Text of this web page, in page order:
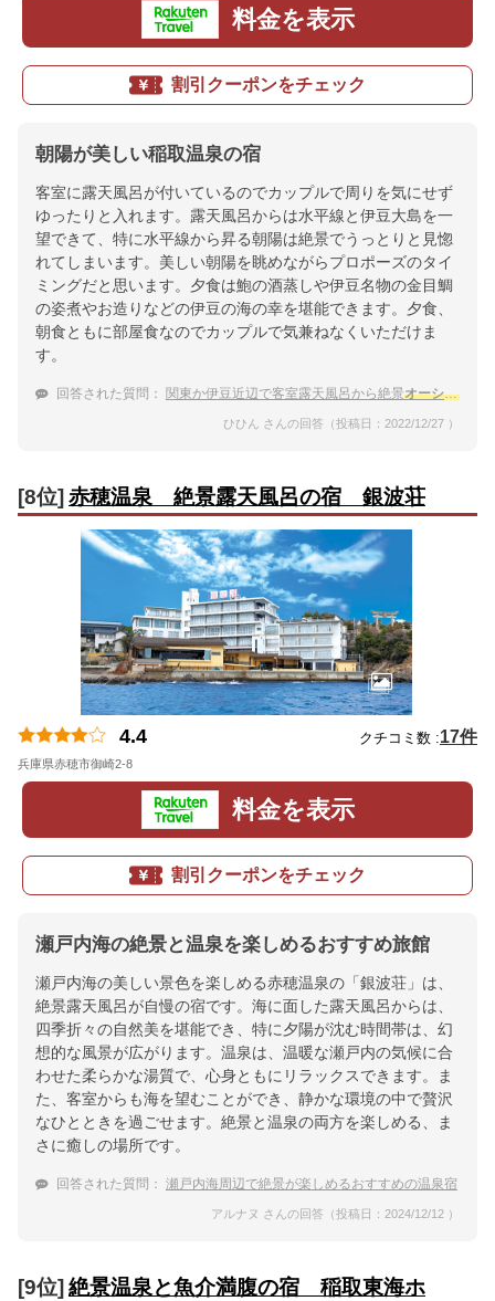
料金を表示
割引クーポンをチェック
朝陽が美しい稲取温泉の宿
客室に露天風呂が付いているのでカップルで周りを気にせず
ゆったりと入れます。露天風呂からは水平線と伊豆大島を一
望できて、特に水平線から昇る朝陽は絶景でうっとりと見惚
れてしまいます。美しい朝陽を眺めながらプロポーズのタイ
ミングだと思います。夕食は鮑の酒蒸しや伊豆名物の金目鯛
の姿煮やお造りなどの伊豆の海の幸を堪能できます。夕食、
朝食ともに部屋食なのでカップルで気兼ねなくいただけま
す。
回答された質問： 関東か伊豆近辺で客室露天風呂から絶景オーシャンビュー
ひひん さんの回答（投稿日：2022/12/27 ）
[8位]赤穂温泉 絶景露天風呂の宿 銀波荘
4.4 クチコミ数 :17件
兵庫県赤穂市御崎2-8
料金を表示
割引クーポンをチェック
瀬戸内海の絶景と温泉を楽しめるおすすめ旅館
瀬戸内海の美しい景色を楽しめる赤穂温泉の「銀波荘」は、
絶景露天風呂が自慢の宿です。海に面した露天風呂からは、
四季折々の自然美を堪能でき、特に夕陽が沈む時間帯は、幻
想的な風景が広がります。温泉は、温暖な瀬戸内の気候に合
わせた柔らかな湯質で、心身ともにリラックスできます。ま
た、客室からも海を望むことができ、静かな環境の中で贅沢
なひとときを過ごせます。絶景と温泉の両方を楽しめる、ま
さに癒しの場所です。
回答された質問： 瀬戸内海周辺で絶景が楽しめるおすすめの温泉宿
アルナヌ さんの回答（投稿日：2024/12/12 ）
[9位] 絶景温泉と魚介満腹の宿 稲取東海ホ